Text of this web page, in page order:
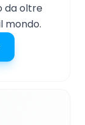
da oltre
mondo.